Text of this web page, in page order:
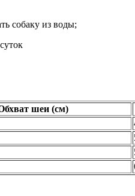
собаку из воды;
шеи (см)